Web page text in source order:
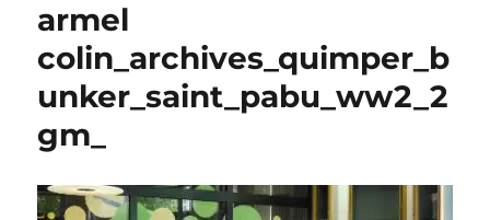
armel
colin_archives_quimper_b
unker_saint_pabu_ww2_2
gm_